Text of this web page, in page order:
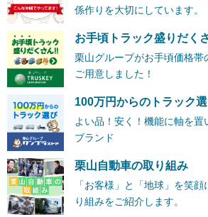
係作りを大切にしています。
お手頃トラック盛りだく
栗山グループがお手頃価格帯
ご用意しました！
100万円からのトラック
よい品！安く！機能に軸を
ブランド
栗山自動車の取り組み
「お客様」と「地球」を笑
り組みをご紹介します。